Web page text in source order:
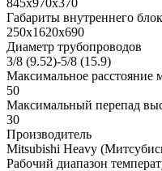
Габариты внутреннего
250x1620x690
Диаметр трубопроводов
3/8 (9.52)-5/8 (15.9)
Максимальное расстояние
50
Максимальный перепад
30
Производитель
Mitsubishi Heavy
Рабочий диапазон